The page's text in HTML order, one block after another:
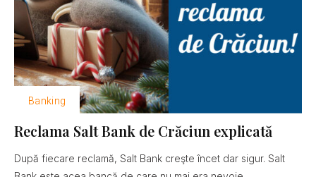
Banking
Reclama Salt Bank de Crăciun explicată
După fiecare reclamă, Salt Bank creşte încet dar sigur. Salt